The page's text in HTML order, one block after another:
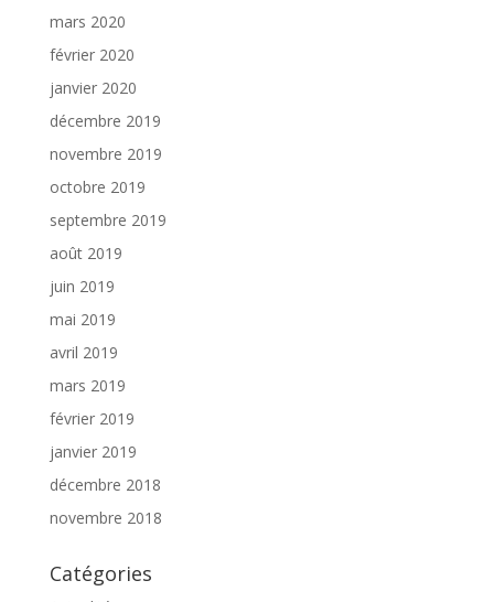
mars 2020
février 2020
janvier 2020
décembre 2019
novembre 2019
octobre 2019
septembre 2019
août 2019
juin 2019
mai 2019
avril 2019
mars 2019
février 2019
janvier 2019
décembre 2018
novembre 2018
Catégories